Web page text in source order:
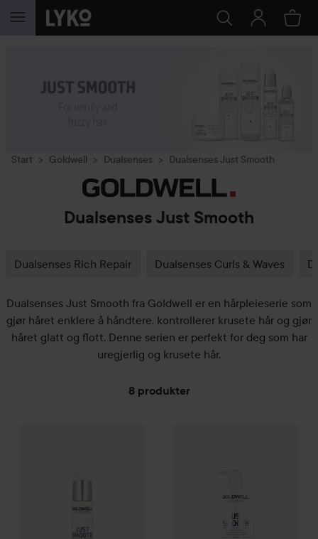
GÅ TIL INNHOLD
Start Goldwell Dualsenses Dualsenses Just Smooth
Dualsenses Just Smooth
Dualsenses Rich Repair Dualsenses Curls & Waves
Dualsenses Just Smooth fra Goldwell er en hårpleieserie som
gjør håret enklere å håndtere, kontrollerer krusete hår og gjør
håret glatt og flott. Denne serien er perfekt for deg som har
uregjerlig og krusete hår.
8 produkter